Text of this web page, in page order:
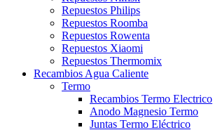
Repuestos Philips
Repuestos Roomba
Repuestos Rowenta
Repuestos Xiaomi
Repuestos Thermomix
Recambios Agua Caliente
Termo
Recambios Termo Electrico
Anodo Magnesio Termo
Juntas Termo Eléctrico